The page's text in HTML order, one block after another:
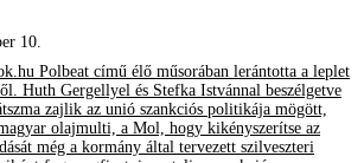
10.
Polbeat című élő műsorában lerántotta a leplet
Huth Gergellyel és Stefka Istvánnal beszélgetve
zajlik az unió szankciós politikája mögött,
olajmulti, a Mol, hogy kikényszerítse az
még a kormány által tervezett szilveszteri